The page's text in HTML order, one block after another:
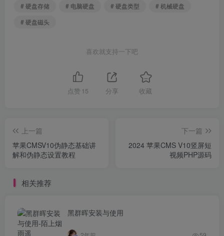
# 硬盘存储
# 电脑硬盘 # 硬盘类型
# 机械硬盘
# 硬盘磁头
喜欢就支持一下吧
点赞 15 分享 收藏
上一篇
苹果CMSV10伪静态基础讲
解和伪静态设置教程
下一篇
2024 苹果CMS V10竖屏短
视频PHP源码
相关推荐
黑群晖安装与使用